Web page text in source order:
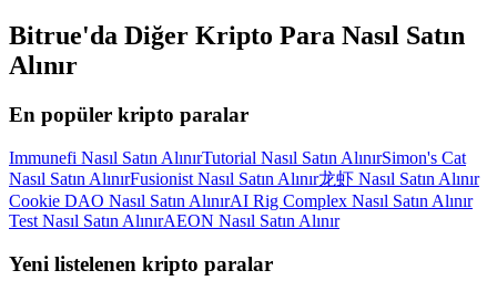
Bitrue'da Diğer Kripto Para Nasıl Satın
Alınır
En popüler kripto paralar
Immunefi Nasıl Satın AlınırTutorial Nasıl Satın AlınırSimon's Cat
Nasıl Satın AlınırFusionist Nasıl Satın Alınır龙虾 Nasıl Satın Alınır
Cookie DAO Nasıl Satın AlınırAI Rig Complex Nasıl Satın Alınır
Test Nasıl Satın AlınırAEON Nasıl Satın Alınır
Yeni listelenen kripto paralar